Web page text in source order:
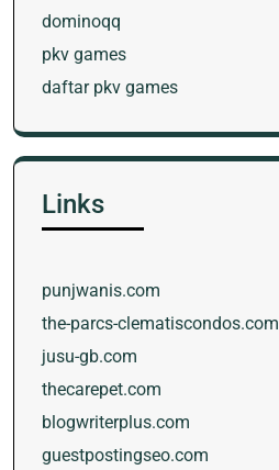
dominoqq
pkv games
daftar pkv games
Links
punjwanis.com
the-parcs-clematiscondos.com
jusu-gb.com
thecarepet.com
blogwriterplus.com
guestpostingseo.com